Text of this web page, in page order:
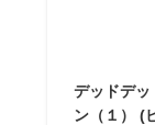
デッドデッ
ン（１） (